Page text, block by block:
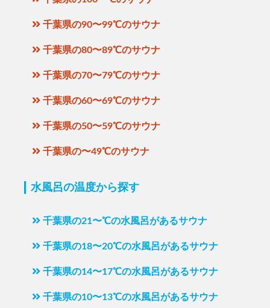
千葉県の90〜99℃のサウナ
千葉県の80〜89℃のサウナ
千葉県の70〜79℃のサウナ
千葉県の60〜69℃のサウナ
千葉県の50〜59℃のサウナ
千葉県の〜49℃のサウナ
水風呂の温度から探す
千葉県の21〜℃の水風呂があるサウナ
千葉県の18〜20℃の水風呂があるサウナ
千葉県の14〜17℃の水風呂があるサウナ
千葉県の10〜13℃の水風呂があるサウナ